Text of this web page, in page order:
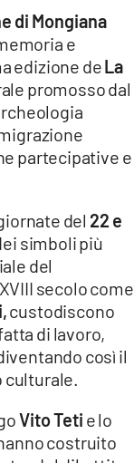
di Mongiana
e
edizione deLa
promosso dal
partecipative e
del 22 e
simboli più
del
secolo come
custodiscono
di lavoro,
così il
Vito Teti e lo
costruito